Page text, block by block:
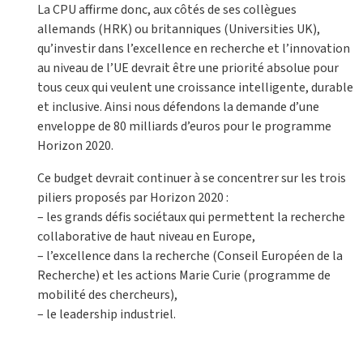
La CPU affirme donc, aux côtés de ses collègues
allemands (HRK) ou britanniques (Universities UK),
qu’investir dans l’excellence en recherche et l’innovation
au niveau de l’UE devrait être une priorité absolue pour
tous ceux qui veulent une croissance intelligente, durable
et inclusive. Ainsi nous défendons la demande d’une
enveloppe de 80 milliards d’euros pour le programme
Horizon 2020.
Ce budget devrait continuer à se concentrer sur les trois
piliers proposés par Horizon 2020 :
– les grands défis sociétaux qui permettent la recherche
collaborative de haut niveau en Europe,
– l’excellence dans la recherche (Conseil Européen de la
Recherche) et les actions Marie Curie (programme de
mobilité des chercheurs),
– le leadership industriel.